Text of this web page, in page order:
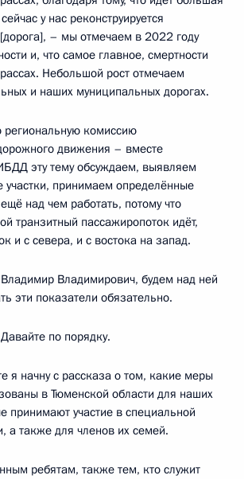
у нас реконструируется
– мы отмечаем в 2022 году
и, что самое главное, смертности
Небольшой рост отмечаем
и наших муниципальных дорогах.
комиссию
движения – вместе
эту тему обсуждаем, выявляем
участки, принимаем определённые
над чем работать, потому что
транзитный пассажиропоток идёт,
и с севера, и с востока на запад.
Владимир Владимирович, будем над ней
эти показатели обязательно.
по порядку.
я начну с рассказа о том, какие меры
в Тюменской области для наших
принимают участие в специальной
а также для членов их семей.
ребятам, также тем, кто служит